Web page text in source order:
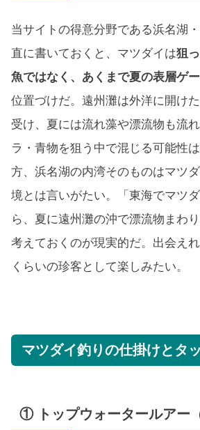
当サイトの得意分野である浜名湖
直に書いておくと、マツダイは狙
魚ではなく、あくまで夏の表層ゲ
位置づけだ。遠州灘は外洋に開け
受け、夏には流れ藻や漂流物も流
ラ・青物を狙う中で混じる可能性
方、浜名湖の内湾そのものはマツ
境とは言いがたい。「東海でマツ
ら、夏に遠州灘の沖で漂流物まわ
考えておくのが現実的だ。出会え
くらいの珍客として楽しみたい。
マツダイ釣りの仕掛けとタ
① トップウォータールアー